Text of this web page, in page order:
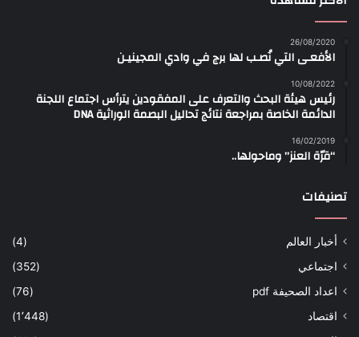
26/08/2020
الأفعـى التي نُصـب لها برج في وادي المجينيـن
10/08/2022
رئيس هيئة البحث والتعرف على المفقودين يترأس اجتماع اللجنة
الدائمة الخاصة بمراجعة نتائج تحاليل البصمة الوراثية DNA
16/02/2019
“قرّة العنز” وماحولها..
تصنيفات
أخبار العالم
(4)
اجتماعي
(352)
اعداد الصحيفة pdf
(76)
اقتصاد
(1٬448)